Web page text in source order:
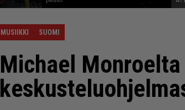
MUSIIKKI SUOMI
Michael